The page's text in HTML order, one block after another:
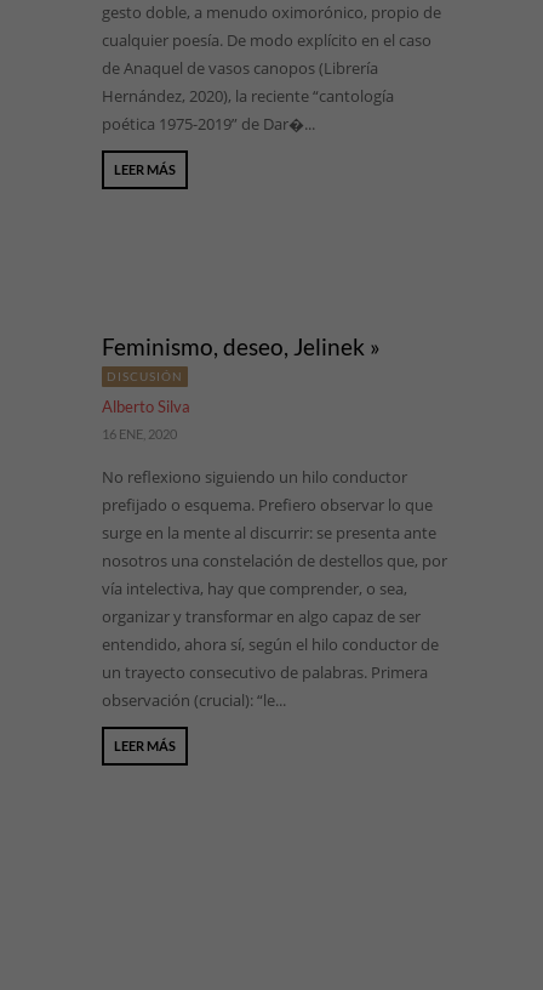
gesto doble, a menudo oximorónico, propio de
cualquier poesía. De modo explícito en el caso
de Anaquel de vasos canopos (Librería
Hernández, 2020), la reciente “cantología
poética 1975-2019” de Dar�...
LEER MÁS
Feminismo, deseo, Jelinek »
DISCUSIÓN
Alberto Silva
16 ENE, 2020
No reflexiono siguiendo un hilo conductor
prefijado o esquema. Prefiero observar lo que
surge en la mente al discurrir: se presenta ante
nosotros una constelación de destellos que, por
vía intelectiva, hay que comprender, o sea,
organizar y transformar en algo capaz de ser
entendido, ahora sí, según el hilo conductor de
un trayecto consecutivo de palabras. Primera
observación (crucial): “le...
LEER MÁS